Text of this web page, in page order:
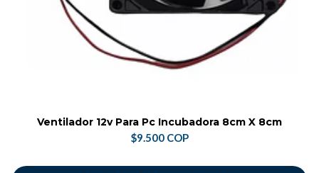
Ventilador 12v Para Pc Incubadora 8cm X 8cm
$9.500 COP